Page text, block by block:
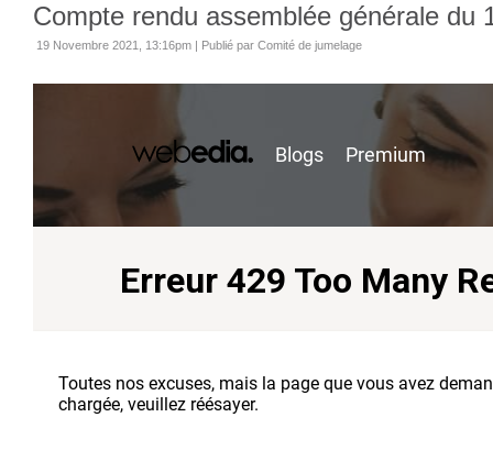
Compte rendu assemblée générale du
19 Novembre 2021, 13:16pm | Publié par Comité de jumelage